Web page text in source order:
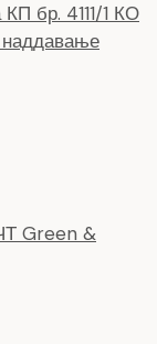
бр. 4111/1 КО
наддавање
Green &